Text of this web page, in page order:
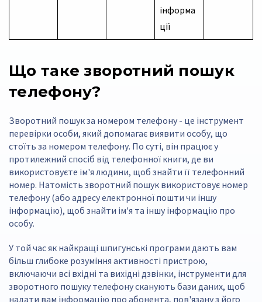
інформа
ції
Що таке зворотний пошук
телефону?
Зворотний пошук за номером телефону - це інструмент
перевірки особи, який допомагає виявити особу, що
стоїть за номером телефону. По суті, він працює у
протилежний спосіб від телефонної книги, де ви
використовуєте ім'я людини, щоб знайти її телефонний
номер. Натомість зворотний пошук використовує номер
телефону (або адресу електронної пошти чи іншу
інформацію), щоб знайти ім'я та іншу інформацію про
особу.
У той час як найкращі шпигунські програми дають вам
більш глибоке розуміння активності пристрою,
включаючи всі вхідні та вихідні дзвінки, інструменти для
зворотного пошуку телефону сканують бази даних, щоб
надати вам інформацію про абонента, пов'язану з його